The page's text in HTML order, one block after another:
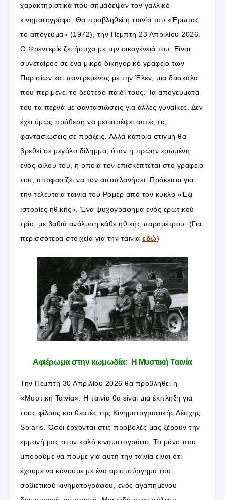
χαρακτηριστικά που σημάδεψαν τον γαλλικό
κινηματογράφο. Θα προβληθεί η ταινία του «Έρωτας
το απόγευμα» (1972), την Πέμπτη 23 Απριλίου 2026.
Ο Φρεντερίκ ζει ήσυχα με την οικογένειά του. Είναι
συνεταίρος σε ένα μικρό δικηγορικό γραφείο των
Παρισίων και παντρεμένος με την Έλεν, μια δασκάλα
που περιμένει το δεύτερο παιδί τους. Τα απογεύματά
του τα περνά με φαντασιώσεις για άλλες γυναίκες. Δεν
έχει όμως πρόθεση να μετατρέψει αυτές τις
φαντασιώσεις σε πράξεις. Αλλά κάποια στιγμή θα
βρεθεί σε μεγάλο δίλημμα, όταν η πρώην ερωμένη
ενός φίλου του, η οποία τον επισκέπτεται στο γραφείο
του, αποφασίζει να τον αποπλανήσει. Πρόκειται για
την τελευταία ταινία του Ρομέρ από τον κύκλο «Έξι
ιστορίες ηθικής». Ένα ψυχογράφημα ενός ερωτικού
τρίο, με βαθιά ανάλυση κάθε ηθικής παραμέτρου. (Για
περισσότερα στοιχεία για την ταινία εδώ)
Αφιέρωμα στην κωμωδία: Η Μυστική Ταινία
Την Πέμπτη 30 Απριλίου 2026 θα προβληθεί η
«Μυστική Ταινία». Η ταινία θα είναι μια έκπληξη για
τους φίλους και θεατές της Κινηματογραφικής Λέσχης
Solaris. Όσοι έρχονται στις προβολές μας ξέρουν την
εμμονή μας στον καλό κινηματογράφο. Το μόνο που
μπορούμε να πούμε για αυτή την ταινία είναι ότι
έχουμε να κάνουμε με ένα αριστούργημα του
σοβιετικού κινηματογράφου, ενός αγαπημένου